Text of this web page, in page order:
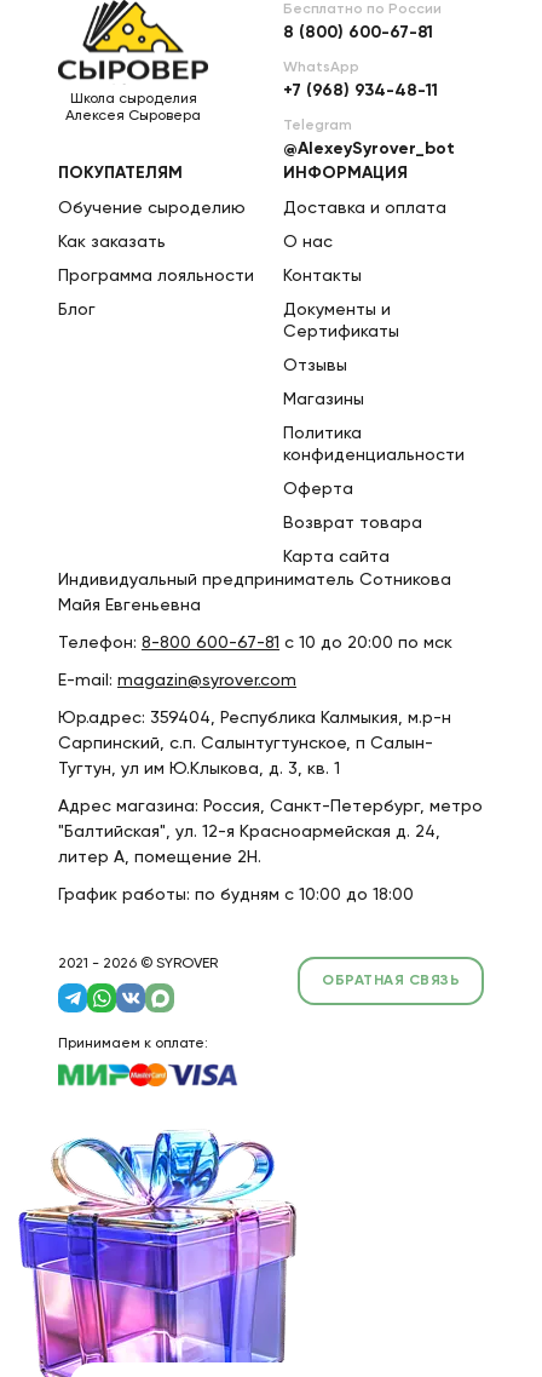
Школа сыроделия
Алексея Сыровера
Бесплатно по России
8 (800) 600-67-81
WhatsApp
+7 (968) 934-48-11
Telegram
@AlexeySyrover_bot
ПОКУПАТЕЛЯМ
Обучение сыроделию
Как заказать
Программа лояльности
Блог
ИНФОРМАЦИЯ
Доставка и оплата
О нас
Контакты
Документы и
Сертификаты
Отзывы
Магазины
Политика
конфиденциальности
Оферта
Возврат товара
Карта сайта
Индивидуальный предприниматель Сотникова
Майя Евгеньевна
Телефон: 8-800 600-67-81 с 10 до 20:00 по мск
E-mail: magazin@syrover.com
Юр.адрес: 359404, Республика Калмыкия, м.р-н
Сарпинский, с.п. Салынтугтунское, п Салын-
Тугтун, ул им Ю.Клыкова, д. 3, кв. 1
Адрес магазина: Россия, Санкт-Петербург, метро
"Балтийская", ул. 12-я Красноармейская д. 24,
литер А, помещение 2Н.
График работы: по будням с 10:00 до 18:00
2021 - 2026 © SYROVER
ОБРАТНАЯ СВЯЗЬ
Принимаем к оплате: